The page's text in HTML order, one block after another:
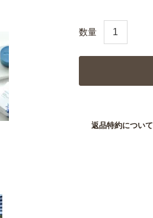
返品特約について